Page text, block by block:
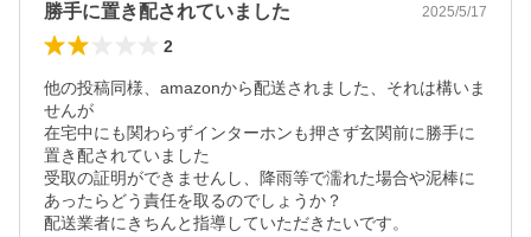
勝手に置き配されていました 2025/5/17
2
他の投稿同様、amazonから配送されました、それは構いま
せんが
在宅中にも関わらずインターホンも押さず玄関前に勝手に
置き配されていました
受取の証明ができませんし、降雨等で濡れた場合や泥棒に
あったらどう責任を取るのでしょうか？
配送業者にきちんと指導していただきたいです。